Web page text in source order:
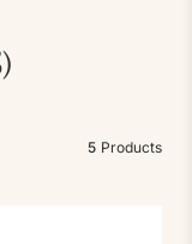
5 Products